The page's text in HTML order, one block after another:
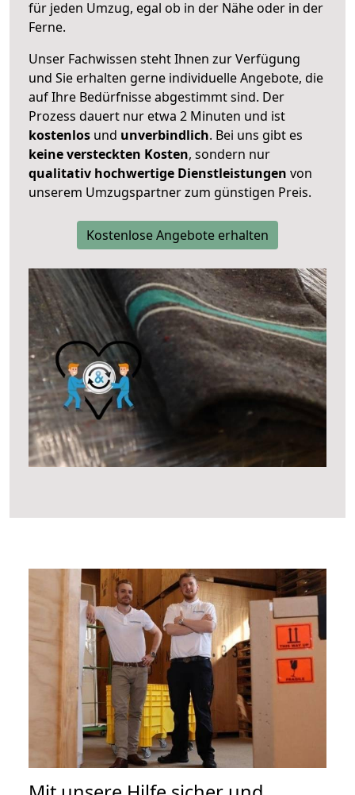
für jeden Umzug, egal ob in der Nähe oder in der
Ferne.
Unser Fachwissen steht Ihnen zur Verfügung
und Sie erhalten gerne individuelle Angebote, die
auf Ihre Bedürfnisse abgestimmt sind. Der
Prozess dauert nur etwa 2 Minuten und ist
kostenlos und unverbindlich. Bei uns gibt es
keine versteckten Kosten, sondern nur
qualitativ hochwertige Dienstleistungen von
unserem Umzugspartner zum günstigen Preis.
Kostenlose Angebote erhalten